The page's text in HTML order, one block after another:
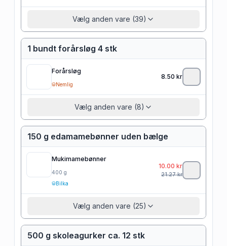
Vælg anden vare (39)
1 bundt forårsløg 4 stk
Forårsløg
Nemlig
8.50 kr
Vælg anden vare (8)
150 g edamamebønner uden bælge
Mukimamebønner
400 g
Bilka
10.00 kr
21.27kr
Vælg anden vare (25)
500 g skoleagurker ca. 12 stk